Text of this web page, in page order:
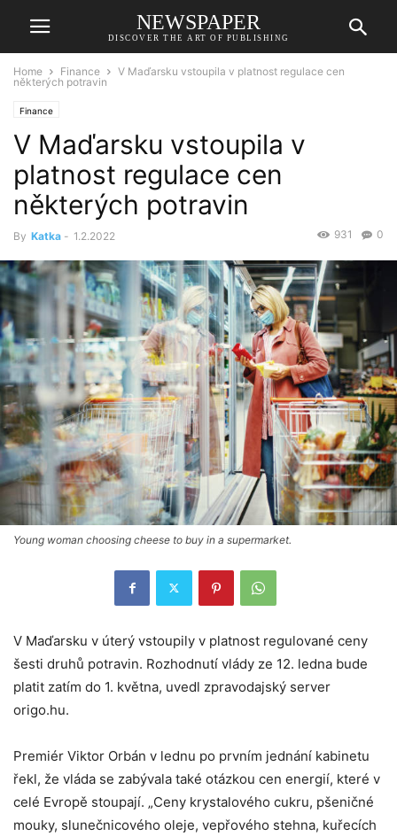
NEWSPAPER
DISCOVER THE ART OF PUBLISHING
Home Finance
V Maďarsku vstoupila v platnost regulace cen
některých potravin
Finance
V Maďarsku vstoupila v
platnost regulace cen
některých potravin
By Katka - 1.2.2022 0
931
Young woman choosing cheese to buy in a supermarket.
V Maďarsku v úterý vstoupily v platnost regulované ceny
šesti druhů potravin. Rozhodnutí vlády ze 12. ledna bude
platit zatím do 1. května, uvedl zpravodajský server
origo.hu.
Premiér Viktor Orbán v lednu po prvním jednání kabinetu
řekl, že vláda se zabývala také otázkou cen energií, které v
celé Evropě stoupají. „Ceny krystalového cukru, pšeničné
mouky, slunečnicového oleje, vepřového stehna, kuřecích